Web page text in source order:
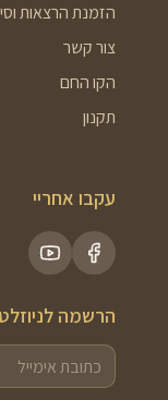
הזמנת הרצאות
צור קשר
הקו החם
תקנון
עקבו אחריי
הרשמה